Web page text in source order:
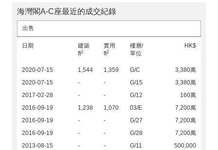
海灣閣A-C座最近的成交紀錄
出售
日期
建築
ft2
實用
ft2
樓層/
單位
HK$
2020-07-15 1,544 1,359 G/C
3,380萬
2020-07-15
- - G/15
3,380萬
2017-02-28
- - G/12
160萬
2016-09-19
1,238 1,070 03/E
7,200萬
2016-09-19
- - G/27
7,200萬
2016-09-19
- - G/28
7,200萬
2013-08-15
- - G/11
500,000